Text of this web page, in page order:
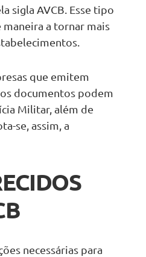
sigla AVCB. Esse tipo
a tornar mais
que emitem
documentos podem
Militar, além de
se, assim, a
necessárias para